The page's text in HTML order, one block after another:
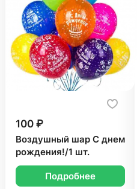
100 ₽
Воздушный шар С днем
рождения!/1 шт.
Подробнее